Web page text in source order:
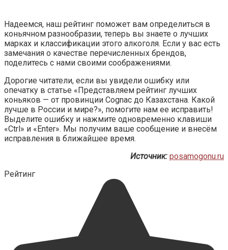
Надеемся, наш рейтинг поможет вам определиться в
коньячном разнообразии, теперь вы знаете о лучших
марках и классификации этого алкоголя. Если у вас есть
замечания о качестве перечисленных брендов,
поделитесь с нами своими соображениями.
Дорогие читатели, если вы увидели ошибку или
опечатку в статье «Представляем рейтинг лучших
коньяков — от провинции Cognac до Казахстана. Какой
лучше в России и мире?», помогите нам ее исправить!
Выделите ошибку и нажмите одновременно клавиши
«Ctrl» и «Enter». Мы получим ваше сообщение и внесём
исправления в ближайшее время.
Источник: posamogonu.ru
Рейтинг